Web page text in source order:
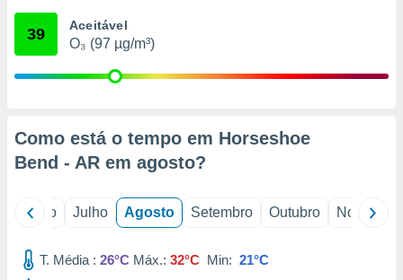
através
39 Aceitável
O₃ (97 µg/m³)
Como está o tempo em Horseshoe
Bend - AR em agosto?
Junho Julho Agosto Setembro Outubro Novembro
T. Média : 26°C Máx.: 32°C Min: 21°C